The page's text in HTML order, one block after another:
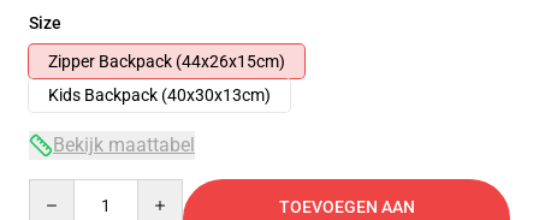
Size
Zipper Backpack (44x26x15cm)
Kids Backpack (40x30x13cm)
Bekijk maattabel
TOEVOEGEN AAN